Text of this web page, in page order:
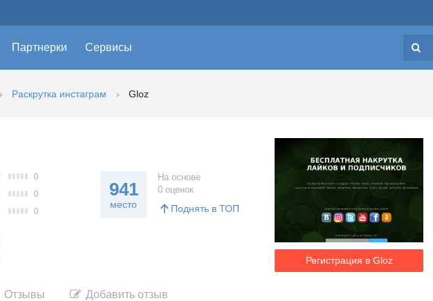
Партнерки Сервисы
Раскрутка инстаграм Gloz
Регистрация в Gloz
0
0
0
941
место
На основе
0 оценок
Поднять в ТОП
Отзывы Добавить отзыв